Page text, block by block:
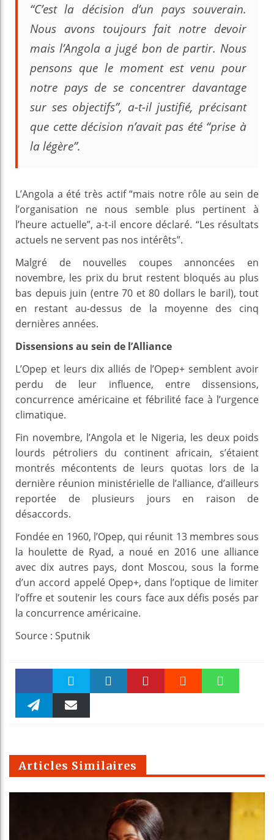
“C’est la décision d’un pays souverain.
Nous avons toujours fait notre devoir
mais l’Angola a jugé bon de partir. Nous
pensons que le moment est venu pour
notre pays de se concentrer davantage
sur ses objectifs”, a-t-il justifié, précisant
que cette décision n’avait pas été “prise à
la légère”.
L’Angola a été très actif “mais notre rôle au sein de
l’organisation ne nous semble plus pertinent à
l’heure actuelle”, a-t-il encore déclaré. “Les résultats
actuels ne servent pas nos intérêts”.
Malgré de nouvelles coupes annoncées en
novembre, les prix du brut restent bloqués au plus
bas depuis juin (entre 70 et 80 dollars le baril), tout
en restant au-dessus de la moyenne des cinq
dernières années.
Dissensions au sein de l’Alliance
L’Opep et leurs dix alliés de l’Opep+ semblent avoir
perdu de leur influence, entre dissensions,
concurrence américaine et fébrilité face à l’urgence
climatique.
Fin novembre, l’Angola et le Nigeria, les deux poids
lourds pétroliers du continent africain, s’étaient
montrés mécontents de leurs quotas lors de la
dernière réunion ministérielle de l’alliance, d’ailleurs
reportée de plusieurs jours en raison de
désaccords.
Fondée en 1960, l’Opep, qui réunit 13 membres sous
la houlette de Ryad, a noué en 2016 une alliance
avec dix autres pays, dont Moscou, sous la forme
d’un accord appelé Opep+, dans l’optique de limiter
l’offre et soutenir les cours face aux défis posés par
la concurrence américaine.
Source : Sputnik
Faceboo Twitter
m
Articles Similaires